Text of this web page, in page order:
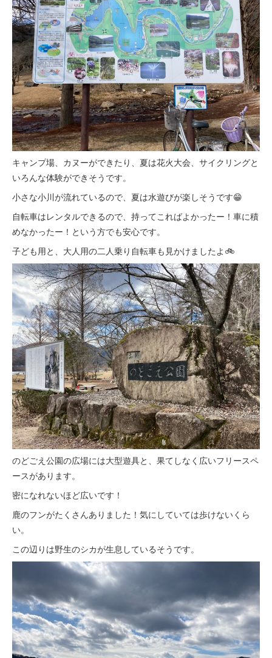
キャンプ場、カヌーができたり、夏は花火大会、サイクリングと
いろんな体験ができそうです。
小さな小川が流れているので、夏は水遊びが楽しそうです😁
自転車はレンタルできるので、持ってこればよかったー！車に積
めなかったー！という方でも安心です。
子ども用と、大人用の二人乗り自転車も見かけましたよ🚲
のどごえ公園の広場には大型遊具と、果てしなく広いフリースペ
ースがあります。
密になれないほど広いです！
鹿のフンがたくさんありました！気にしていては歩けないくら
い。
この辺りは野生のシカが生息しているそうです。